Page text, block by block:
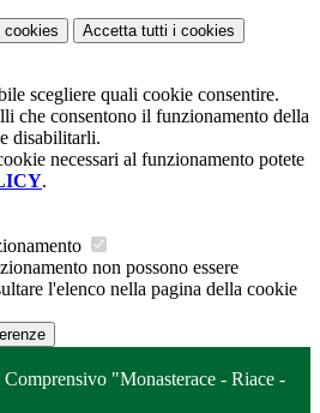
cookies Accetta tutti i cookies
scegliere quali cookie consentire.
che consentono il funzionamento della
disabilitarli.
necessari al funzionamento potete
.
non possono essere
l'elenco nella pagina della cookie
"Monasterace - Riace -